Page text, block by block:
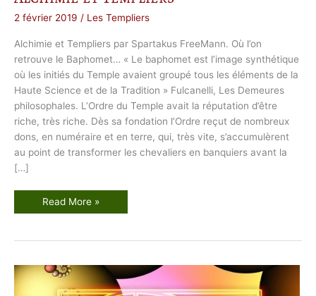
2 février 2019 / Les Templiers
Alchimie et Templiers par Spartakus FreeMann. Où l’on
retrouve le Baphomet… « Le baphomet est l’image synthétique
où les initiés du Temple avaient groupé tous les éléments de la
Haute Science et de la Tradition » Fulcanelli, Les Demeures
philosophales. L’Ordre du Temple avait la réputation d’être
riche, très riche. Dès sa fondation l’Ordre reçut de nombreux
dons, en numéraire et en terre, qui, très vite, s’accumulèrent
au point de transformer les chevaliers en banquiers avant la
[…]
A
e
e
Read More »